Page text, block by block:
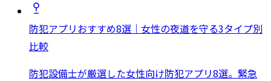
防犯アプリおすすめ8選｜女性の夜道を守る3タイプ別
比較
防犯設備士が厳選した女性向け防犯アプリ8選。緊急